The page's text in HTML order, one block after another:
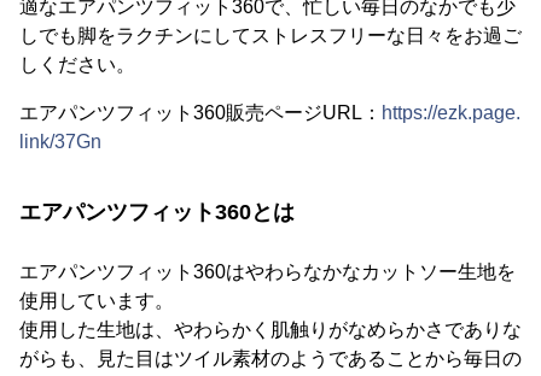
適なエアパンツフィット360で、忙しい毎日のなかでも少
しでも脚をラクチンにしてストレスフリーな日々をお過ご
しください。
エアパンツフィット360販売ページURL： https://ezk.page.
link/37Gn
エアパンツフィット360とは
エアパンツフィット360はやわらなかなカットソー生地を
使用しています。
使用した生地は、やわらかく肌触りがなめらかさでありな
がらも、見た目はツイル素材のようであることから毎日の